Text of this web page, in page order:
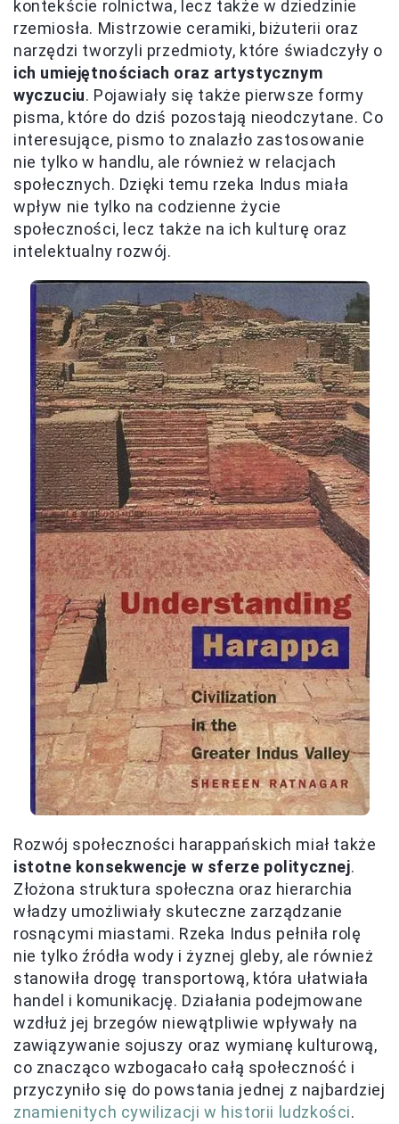
kontekście rolnictwa, lecz także w dziedzinie
rzemiosła. Mistrzowie ceramiki, biżuterii oraz
narzędzi tworzyli przedmioty, które świadczyły o
ich umiejętnościach oraz artystycznym
wyczuciu. Pojawiały się także pierwsze formy
pisma, które do dziś pozostają nieodczytane. Co
interesujące, pismo to znalazło zastosowanie
nie tylko w handlu, ale również w relacjach
społecznych. Dzięki temu rzeka Indus miała
wpływ nie tylko na codzienne życie
społeczności, lecz także na ich kulturę oraz
intelektualny rozwój.
Rozwój społeczności harappańskich miał także
istotne konsekwencje w sferze politycznej.
Złożona struktura społeczna oraz hierarchia
władzy umożliwiały skuteczne zarządzanie
rosnącymi miastami. Rzeka Indus pełniła rolę
nie tylko źródła wody i żyznej gleby, ale również
stanowiła drogę transportową, która ułatwiała
handel i komunikację. Działania podejmowane
wzdłuż jej brzegów niewątpliwie wpływały na
zawiązywanie sojuszy oraz wymianę kulturową,
co znacząco wzbogacało całą społeczność i
przyczyniło się do powstania jednej z najbardziej
znamienitych cywilizacji w historii ludzkości.